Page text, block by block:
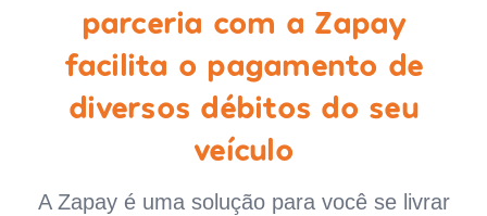
parceria com a Zapay
facilita o pagamento de
diversos débitos do seu
veículo
A Zapay é uma solução para você se livrar